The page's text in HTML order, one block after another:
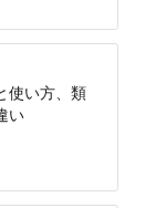
使い方、類
い